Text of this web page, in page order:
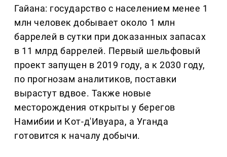
Гайана: государство с населением менее 1
млн человек добывает около 1 млн
баррелей в сутки при доказанных запасах
в 11 млрд баррелей. Первый шельфовый
проект запущен в 2019 году, а к 2030 году,
по прогнозам аналитиков, поставки
вырастут вдвое. Также новые
месторождения открыты у берегов
Намибии и Кот-д'Ивуара, а Уганда
готовится к началу добычи.